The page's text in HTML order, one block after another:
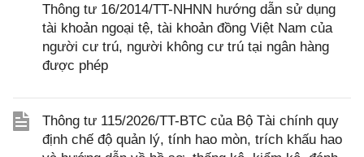
Thông tư 16/2014/TT-NHNN hướng dẫn sử dụng
tài khoản ngoại tệ, tài khoản đồng Việt Nam của
người cư trú, người không cư trú tại ngân hàng
được phép
Thông tư 115/2026/TT-BTC của Bộ Tài chính quy
định chế độ quản lý, tính hao mòn, trích khấu hao